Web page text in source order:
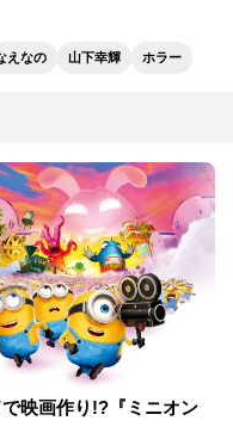
えなの 山下幸輝 ホラー
映画作り!?『ミニオン